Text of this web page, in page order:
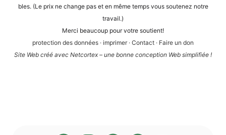
bles. (Le prix ne chan­ge pas et en même temps vous sou­te­n­ez not­re
travail.)
Mer­ci beau­coup pour vot­re soutient!
pro­tec­tion des don­nées · impri­mer· Cont­act · Fai­re un don
Site Web créé avec Net­cortex – une bon­ne con­cep­ti­on Web simplifiée !